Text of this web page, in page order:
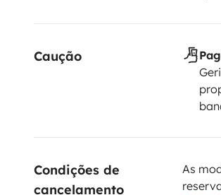
Caução
Condições de
cancelamento
As